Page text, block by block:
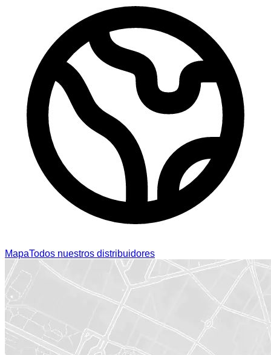
MapaTodos nuestros distribuidores